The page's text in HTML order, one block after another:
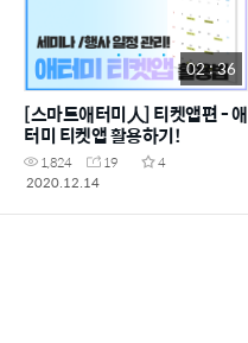
02 : 36
[스마트애터미人] 티켓앱편 - 애
터미 티켓앱 활용하기!
1,824 19
4
2020.12.14